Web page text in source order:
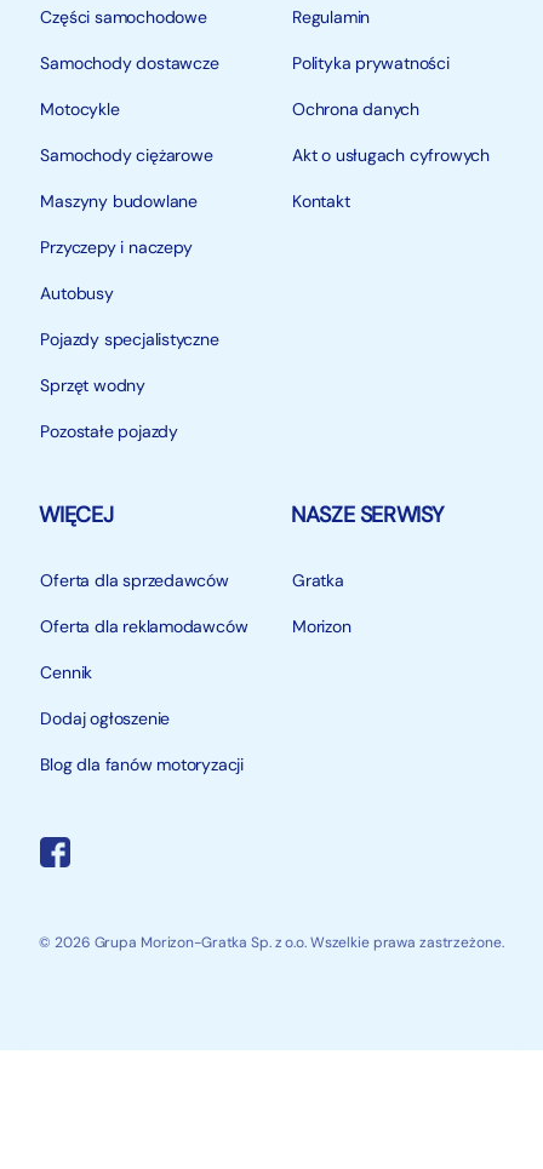
Części samochodowe
Samochody dostawcze
Motocykle
Samochody ciężarowe
Maszyny budowlane
Przyczepy i naczepy
Autobusy
Pojazdy specjalistyczne
Sprzęt wodny
Pozostałe pojazdy
Regulamin
Polityka prywatności
Ochrona danych
Akt o usługach cyfrowych
Kontakt
WIĘCEJ
Oferta dla sprzedawców
Oferta dla reklamodawców
Cennik
Dodaj ogłoszenie
Blog dla fanów motoryzacji
NASZE SERWISY
Gratka
Morizon
© 2026 Grupa Morizon-Gratka Sp. z o.o. Wszelkie prawa zastrzeżone.